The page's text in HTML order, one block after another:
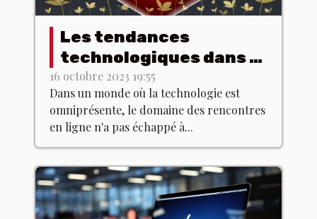
Les tendances
technologiques dans le
domaine des
rencontres en ligne
16 octobre 2023 19:55
Dans un monde où la technologie est
omniprésente, le domaine des rencontres
en ligne n'a pas échappé à...